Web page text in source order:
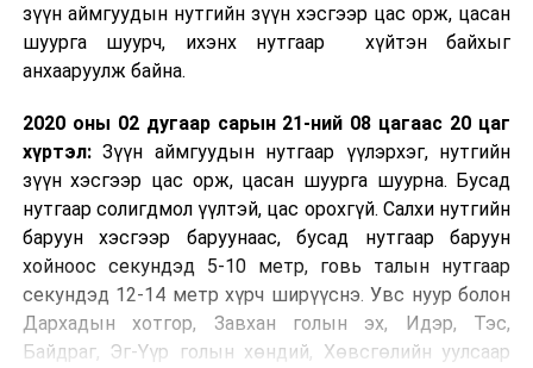
зүүн аймгуудын нутгийн зүүн хэсгээр цас орж, цасан
шуурга шуурч, ихэнх нутгаар хүйтэн байхыг
анхааруулж байна.
2020 оны 02 дугаар сарын 21-ний 08 цагаас 20 цаг
хүртэл:Зүүн аймгуудын нутгаар үүлэрхэг, нутгийн
зүүн хэсгээр цас орж, цасан шуурга шуурна. Бусад
нутгаар солигдмол үүлтэй, цас орохгүй. Салхи нутгийн
баруун хэсгээр баруунаас, бусад нутгаар баруун
хойноос секундэд 5-10 метр, говь талын нутгаар
секундэд 12-14 метр хүрч ширүүснэ. Увс нуур болон
Дархадын хотгор, Завхан голын эх, Идэр, Тэс,
Байдраг, Эг-Үүр голын хөндий, Хөвсгөлийн уулсаар